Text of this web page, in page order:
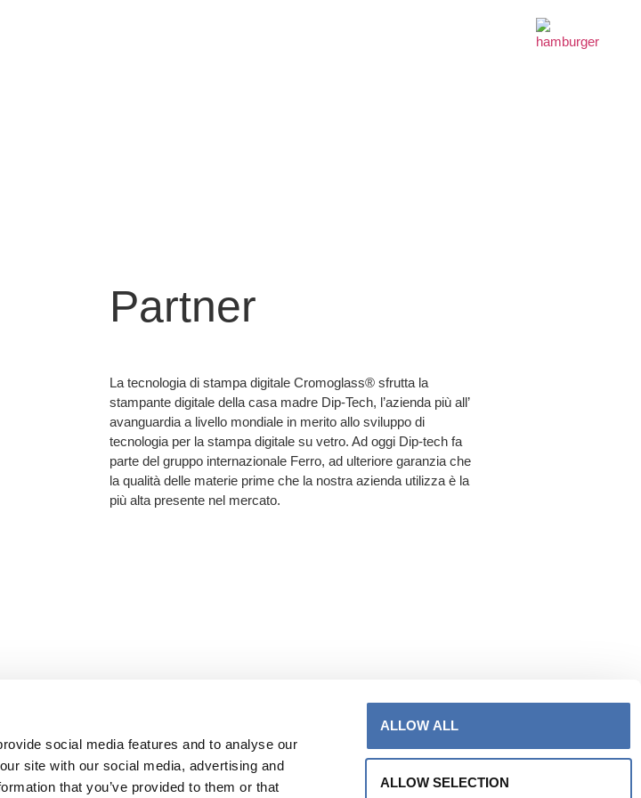
social media features and to analyse our
site with our social media, advertising and
that you’ve provided to them or that
ALLOW ALL
ALLOW SELECTION
Partner
La tecnologia di stampa digitale Cromoglass® sfrutta la
stampante digitale della casa madre Dip-Tech, l’azienda più all’
avanguardia a livello mondiale in merito allo sviluppo di
tecnologia per la stampa digitale su vetro. Ad oggi Dip-tech fa
parte del gruppo internazionale Ferro, ad ulteriore garanzia che
la qualità delle materie prime che la nostra azienda utilizza è la
più alta presente nel mercato.